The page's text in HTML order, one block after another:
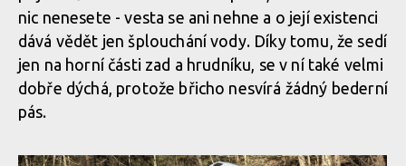
Osprey Escapist Velocity 6
Osprey Escapist Velocity 6
Osprey Escapist Velocity 6
nic nenesete - vesta se ani nehne a o její existenci
dává vědět jen šplouchání vody. Díky tomu, že sedí
jen na horní části zad a hrudníku, se v ní také velmi
dobře dýchá, protože břicho nesvírá žádný bederní
pás.